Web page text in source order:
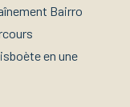
Bairro
en une